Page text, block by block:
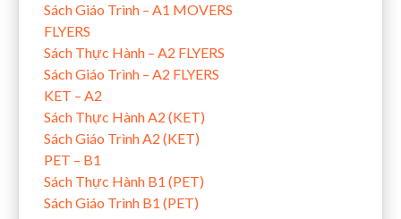
Sách Giáo Trình – A1 MOVERS
FLYERS
Sách Thực Hành – A2 FLYERS
Sách Giáo Trình – A2 FLYERS
KET – A2
Sách Thực Hành A2 (KET)
Sách Giáo Trình A2 (KET)
PET – B1
Sách Thực Hành B1 (PET)
Sách Giáo Trình B1 (PET)